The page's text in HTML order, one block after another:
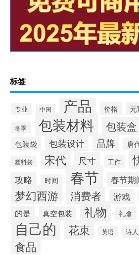
标签
专业 中国 产品 价格
冬季 包装材料 包装盒
包装袋 包装设计 品牌 唐
塑料袋 宋代 尺寸 工作
攻略 时间 春节 春节期
梦幻西游 消费者 游戏
的是 真空包装 礼物 礼盒
自己的 花束 英语 诗人
食品